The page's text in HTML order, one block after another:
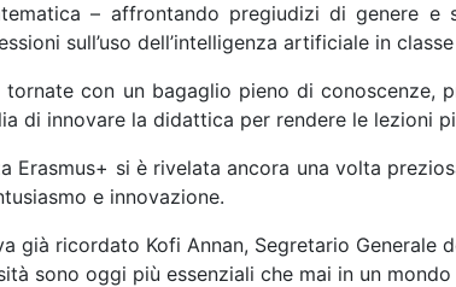
– affrontando pregiudizi di genere e
sull’uso dell’intelligenza artificiale in
tornate con un bagaglio pieno di conoscenze,
di innovare la didattica per rendere le lezioni
Erasmus+ si è rivelata ancora una volta
e innovazione.
già ricordato Kofi Annan, Segretario
sono oggi più essenziali che mai in un